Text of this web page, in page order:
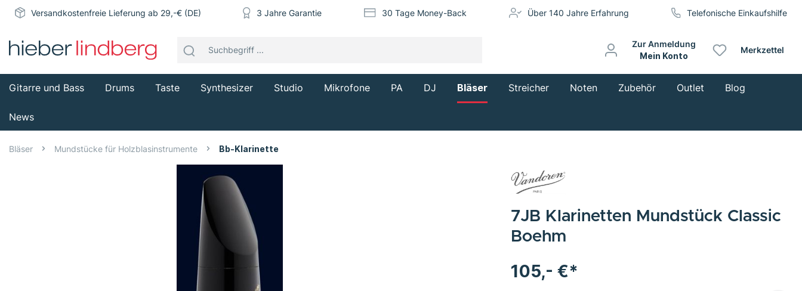
Versandkostenfreie Lieferung ab 29,-€ (DE) 3 Jahre Garantie 30 Tage Money-Back Über 140 Jahre Erfahrung Telefonische Einkaufshilfe
Zur Anmeldung
Mein Konto
Merkzettel
Gitarre und Bass Drums Taste Synthesizer Studio Mikrofone PA DJ Bläser Streicher Noten Zubehör Outlet Blog
News
Bläser Mundstücke für Holzblasinstrumente Bb-Klarinette
105,- €*
7JB Klarinetten Mundstück Classic
Boehm